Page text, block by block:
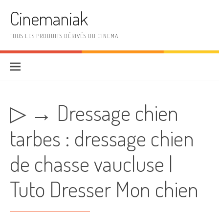
Cinemaniak
TOUS LES PRODUITS DÉRIVÉS DU CINEMA
▷ → Dressage chien
tarbes : dressage chien
de chasse vaucluse |
Tuto Dresser Mon chien